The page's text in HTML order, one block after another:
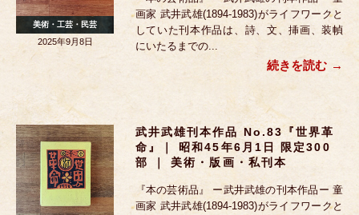
画家 武井武雄(1894-1983)がライフワークと
していた刊本作品は、詩、文、挿画、装幀
にいたるまでの...
続きを読む
美術・工芸・民芸
2025年9月8日
武井武雄刊本作品 No.83『世界革
命』｜ 昭和45年6月1日 限定300
部 ｜ 美術・版画・私刊本
『本の芸術品』 ー武井武雄の刊本作品ー 童
画家 武井武雄(1894-1983)がライフワークと